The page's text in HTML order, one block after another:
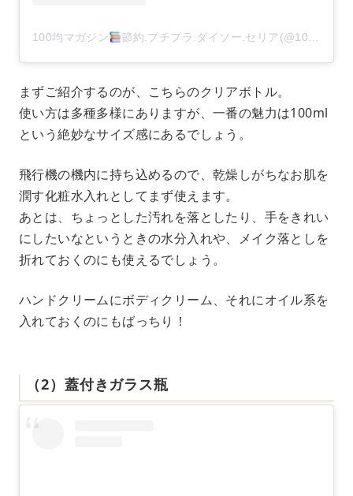
100均マガジン 節約.プチプラ.ダイソー.セリア(@100kin_mag)がシェアした投稿
まずご紹介するのが、こちらのクリアボトル。
使い方は多種多様にありますが、一番の魅力は100ml
という絶妙なサイズ感にあるでしょう。
飛行機の機内に持ち込めるので、乾燥しがちなお肌を
潤す化粧水入れとしてまず使えます。
あとは、ちょっとした汚れを落としたり、手をきれい
にしたいなというときの水分入れや、メイク落としを
折れておくのにも使えるでしょう。
ハンドクリームにボディクリーム、それにオイル系を
入れておくのにもばっちり！
（2）蓋付きガラス瓶